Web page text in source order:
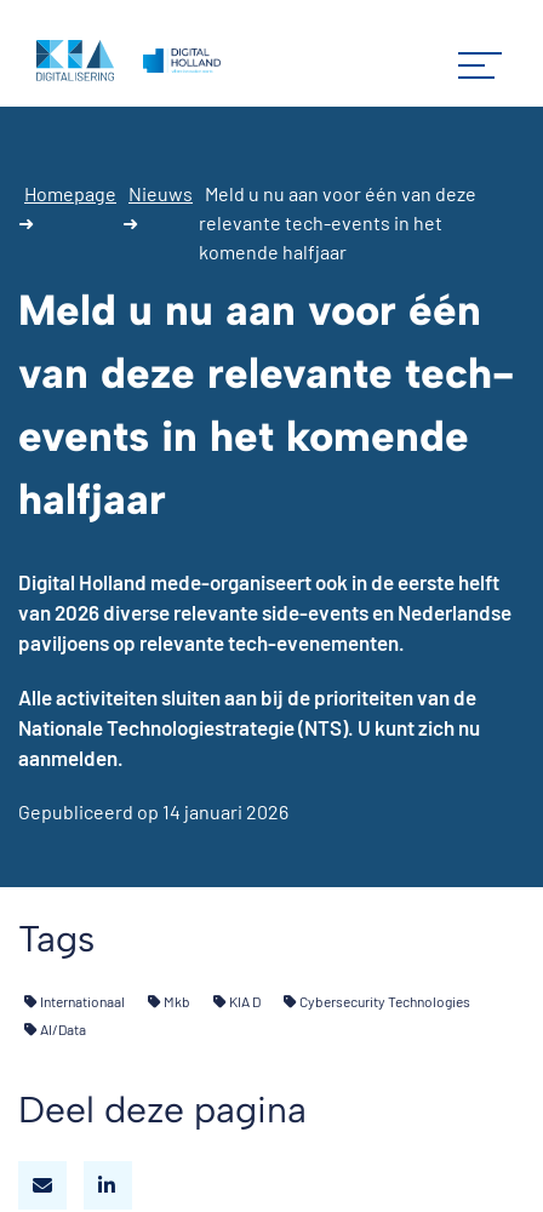
Homepage
➜
Nieuws
➜
Meld u nu aan voor één van deze
relevante tech-events in het
komende halfjaar
Meld u nu aan voor één
van deze relevante tech-
events in het komende
halfjaar
Digital Holland mede-organiseert ook in de eerste helft
van 2026 diverse relevante side-events en Nederlandse
paviljoens op relevante tech-evenementen.
Alle activiteiten sluiten aan bij de prioriteiten van de
Nationale Technologiestrategie (NTS). U kunt zich nu
aanmelden.
Gepubliceerd op 14 januari 2026
Tags
Internationaal Mkb KIA D
Cybersecurity Technologies
AI/Data
Deel deze pagina